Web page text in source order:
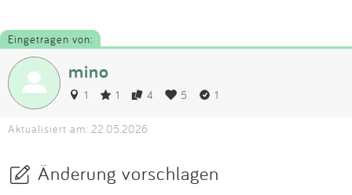
Eingetragen von:
mino
1 1 4 5 1
Aktualisiert am: 22.05.2026
Änderung vorschlagen